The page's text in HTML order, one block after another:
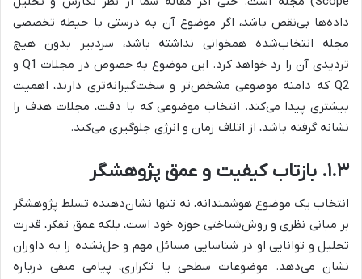
داده‌ها بی‌نقص باشد، اگر موضوع آن به درستی با حیطه تخصصی
مجله انتخاب‌شده همخوانی نداشته باشد، سردبیر بدون هیچ
تردیدی آن را رد خواهد کرد. این موضوع به خصوص در مجلات Q1 و
Q2 که دامنه موضوعی مشخص‌تر و سخت‌گیرانه‌تری دارند، اهمیت
بیشتری پیدا می‌کند. انتخاب موضوعی که با دقت، مجلات هدف را
نشانه گرفته باشد، از اتلاف زمان و انرژی جلوگیری می‌کند.
۱.۳. بازتاب کیفیت و عمق پژوهشگر
انتخاب یک موضوع هوشمندانه، نه تنها نشان‌دهنده تسلط پژوهشگر
بر مبانی نظری و روش‌شناختی حوزه خود است، بلکه عمق تفکر، قدرت
تحلیل و توانایی او در شناسایی مسائل مهم و حل‌نشده را به داوران
نشان می‌دهد. موضوعات سطحی یا تکراری، پیامی منفی درباره